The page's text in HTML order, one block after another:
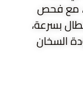
مع فحص
بسرعة،
السخان